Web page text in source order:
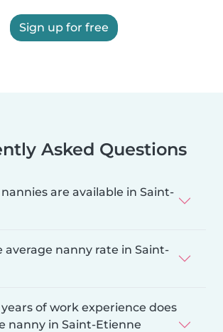
Sign up for free
Asked Questions
are available in Saint-
average nanny rate in Saint-
of work experience does
nanny in Saint-Etienne